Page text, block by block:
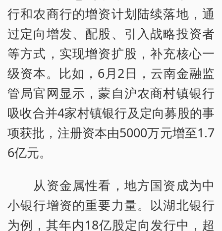
行和农商行的增资计划陆续落地，通
过定向增发、配股、引入战略投资者
等方式，实现增资扩股，补充核心一
级资本。比如，6月2日，云南金融监
管局官网显示，蒙自沪农商村镇银行
吸收合并4家村镇银行及定向募股的事
项获批，注册资本由5000万元增至1.7
6亿元。
从资金属性看，地方国资成为中
小银行增资的重要力量。以湖北银行
为例，其年内18亿股定向发行中，超